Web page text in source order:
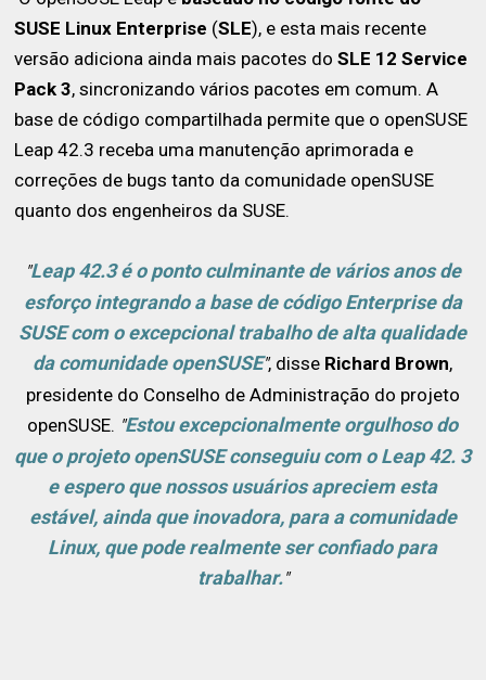
SUSE Linux Enterprise (SLE), e esta mais recente
versão adiciona ainda mais pacotes doSLE 12 Service
Pack 3, sincronizando vários pacotes em comum. A
base de código compartilhada permite que o openSUSE
Leap 42.3 receba uma manutenção aprimorada e
correções de bugs tanto da comunidade openSUSE
quanto dos engenheiros da SUSE.
"Leap 42.3 é o ponto culminante de vários anos de
esforço integrando a base de código Enterprise da
SUSE com o excepcional trabalho de alta qualidade
da comunidade openSUSE", disse Richard Brown,
presidente do Conselho de Administração do projeto
openSUSE. "Estou excepcionalmente orgulhoso do
que o projeto openSUSE conseguiu com o Leap 42. 3
e espero que nossos usuários apreciem esta
estável, ainda que inovadora, para a comunidade
Linux, que pode realmente ser confiado para
trabalhar."